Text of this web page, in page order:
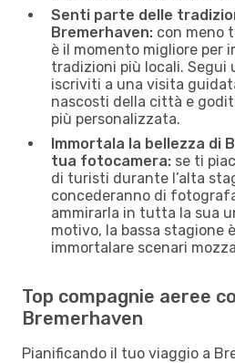
Senti parte delle
Bremerhaven: con meno
è il momento migliore per
tradizioni più locali. Segui
iscriviti a una visita
nascosti della città e
più personalizzata.
Immortala la bellezza di
tua fotocamera: se ti
di turisti durante l’alta
concederanno di
ammirarla in tutta la sua
motivo, la bassa stagione
immortalare scenari
Top compagnie aeree
Bremerhaven
Pianificando il tuo viaggio a